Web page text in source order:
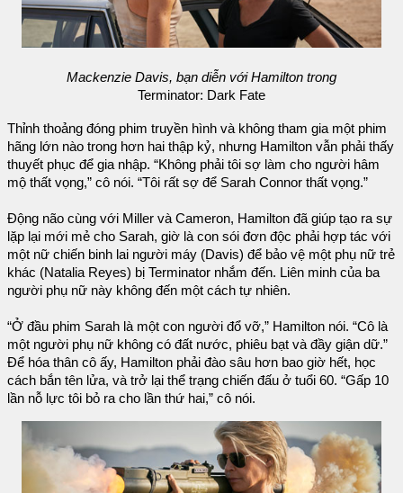
Mackenzie Davis, bạn diễn với Hamilton trong
Terminator: Dark Fate
Thỉnh thoảng đóng phim truyền hình và không tham gia một phim
hãng lớn nào trong hơn hai thập kỷ, nhưng Hamilton vẫn phải thấy
thuyết phục để gia nhập. “Không phải tôi sợ làm cho người hâm
mộ thất vọng,” cô nói. “Tôi rất sợ để Sarah Connor thất vọng.”
Động não cùng với Miller và Cameron, Hamilton đã giúp tạo ra sự
lặp lại mới mẻ cho Sarah, giờ là con sói đơn độc phải hợp tác với
một nữ chiến binh lai người máy (Davis) để bảo vệ một phụ nữ trẻ
khác (Natalia Reyes) bị Terminator nhắm đến. Liên minh của ba
người phụ nữ này không đến một cách tự nhiên.
“Ở đầu phim Sarah là một con người đổ vỡ,” Hamilton nói. “Cô là
một người phụ nữ không có đất nước, phiêu bạt và đầy giận dữ.”
Để hóa thân cô ấy, Hamilton phải đào sâu hơn bao giờ hết, học
cách bắn tên lửa, và trở lại thể trạng chiến đấu ở tuổi 60. “Gấp 10
lần nỗ lực tôi bỏ ra cho lần thứ hai,” cô nói.